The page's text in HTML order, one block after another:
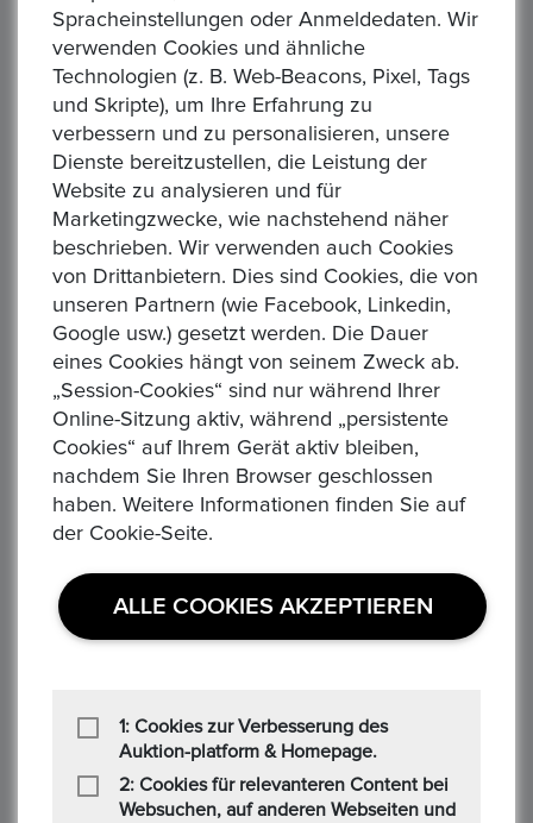
1/4 Onza Plata Pura 1992 Mexico Feingehalt: 999...
Großbritannien 1 Pfund, 1988 - QUEEN ELIZABETH II
Preis : 35,00 €
Krause Nummer KM# 954a Land Großbritannien Wert 1 Pfund
Wechselkurs 1 GBP = 1.17 EUR Jahr ...
Jura - Plateosaurus
Preis : 150,00 €
Äquatorial Guinea 7000 Franken, 1993 Dinosaurier Jura -
Spracheinstellungen oder Anmeldedaten. Wir
verwenden Cookies und ähnliche
Technologien (z. B. Web-Beacons, Pixel, Tags
und Skripte), um Ihre Erfahrung zu
verbessern und zu personalisieren, unsere
Dienste bereitzustellen, die Leistung der
Website zu analysieren und für
Marketingzwecke, wie nachstehend näher
beschrieben. Wir verwenden auch Cookies
von Drittanbietern. Dies sind Cookies, die von
unseren Partnern (wie Facebook, Linkedin,
Google usw.) gesetzt werden. Die Dauer
eines Cookies hängt von seinem Zweck ab.
„Session-Cookies“ sind nur während Ihrer
Online-Sitzung aktiv, während „persistente
Cookies“ auf Ihrem Gerät aktiv bleiben,
nachdem Sie Ihren Browser geschlossen
haben. Weitere Informationen finden Sie auf
der Cookie-Seite.
ALLE COOKIES AKZEPTIEREN
1: Cookies zur Verbesserung des
Auktion-platform & Homepage.
2: Cookies für relevanteren Content bei
Websuchen, auf anderen Webseiten und